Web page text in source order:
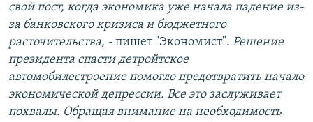
свой пост, когда экономика уже начала падение из-
за банковского кризиса и бюджетного
расточительства, - пишет "Экономист". Решение
президента спасти детройтское
автомобилестроение помогло предотвратить начало
экономической депрессии. Все это заслуживает
похвалы. Обращая внимание на необходимость